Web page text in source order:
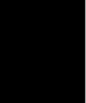
de tus opiniones. ¿Qué
Hoffmann, Liselotte
pensamientos,
Spessart. ¿Te hizo
expresarlo. ¡No te
apasionada